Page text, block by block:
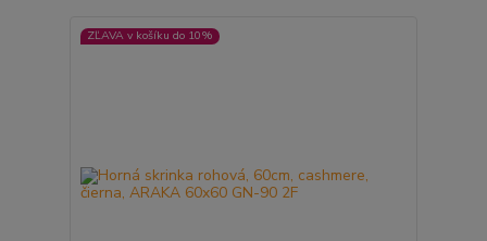
ZĽAVA v košíku do 10%